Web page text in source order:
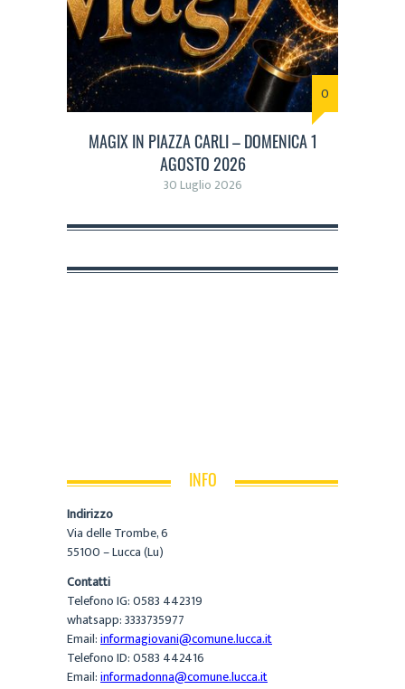
0
MAGIX IN PIAZZA CARLI – DOMENICA 1
AGOSTO 2026
30 Luglio 2026
INFO
Indirizzo
Via delle Trombe, 6
55100 – Lucca (Lu)
Contatti
Telefono IG: 0583 442319
whatsapp: 3333735977
Email:informagiovani@comune.lucca.it
Telefono ID: 0583 442416
Email:informadonna@comune.lucca.it